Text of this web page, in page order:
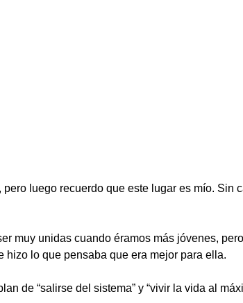
luego recuerdo que este lugar es mío. Sin
muy unidas cuando éramos más jóvenes,
lo que pensaba que era mejor para ella.
de “salirse del sistema” y “vivir la vida al